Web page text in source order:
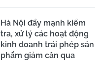
Hà Nội đẩy mạnh kiểm
tra, xử lý các hoạt động
kinh doanh trái phép sản
phẩm giảm cân qua